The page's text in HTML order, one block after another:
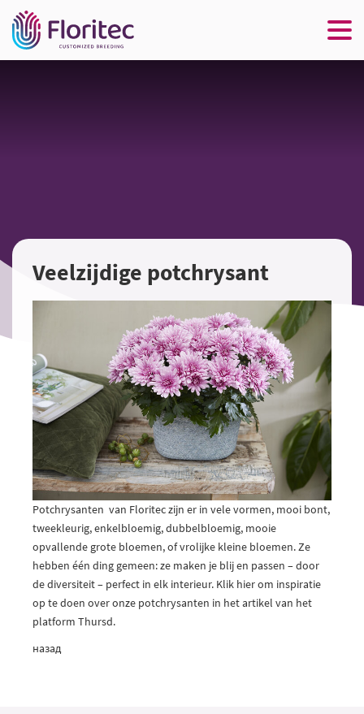
Veelzijdige potchrysant
Potchrysanten van Floritec zijn er in vele vormen, mooi bont,
tweekleurig, enkelbloemig, dubbelbloemig, mooie
opvallende grote bloemen, of vrolijke kleine bloemen. Ze
hebben één ding gemeen: ze maken je blij en passen – door
de diversiteit – perfect in elk interieur. Klik hier om inspiratie
op te doen over onze potchrysanten in het artikel van het
platform Thursd.
назад